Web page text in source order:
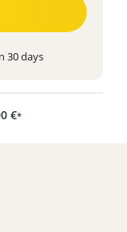
30 days
€*